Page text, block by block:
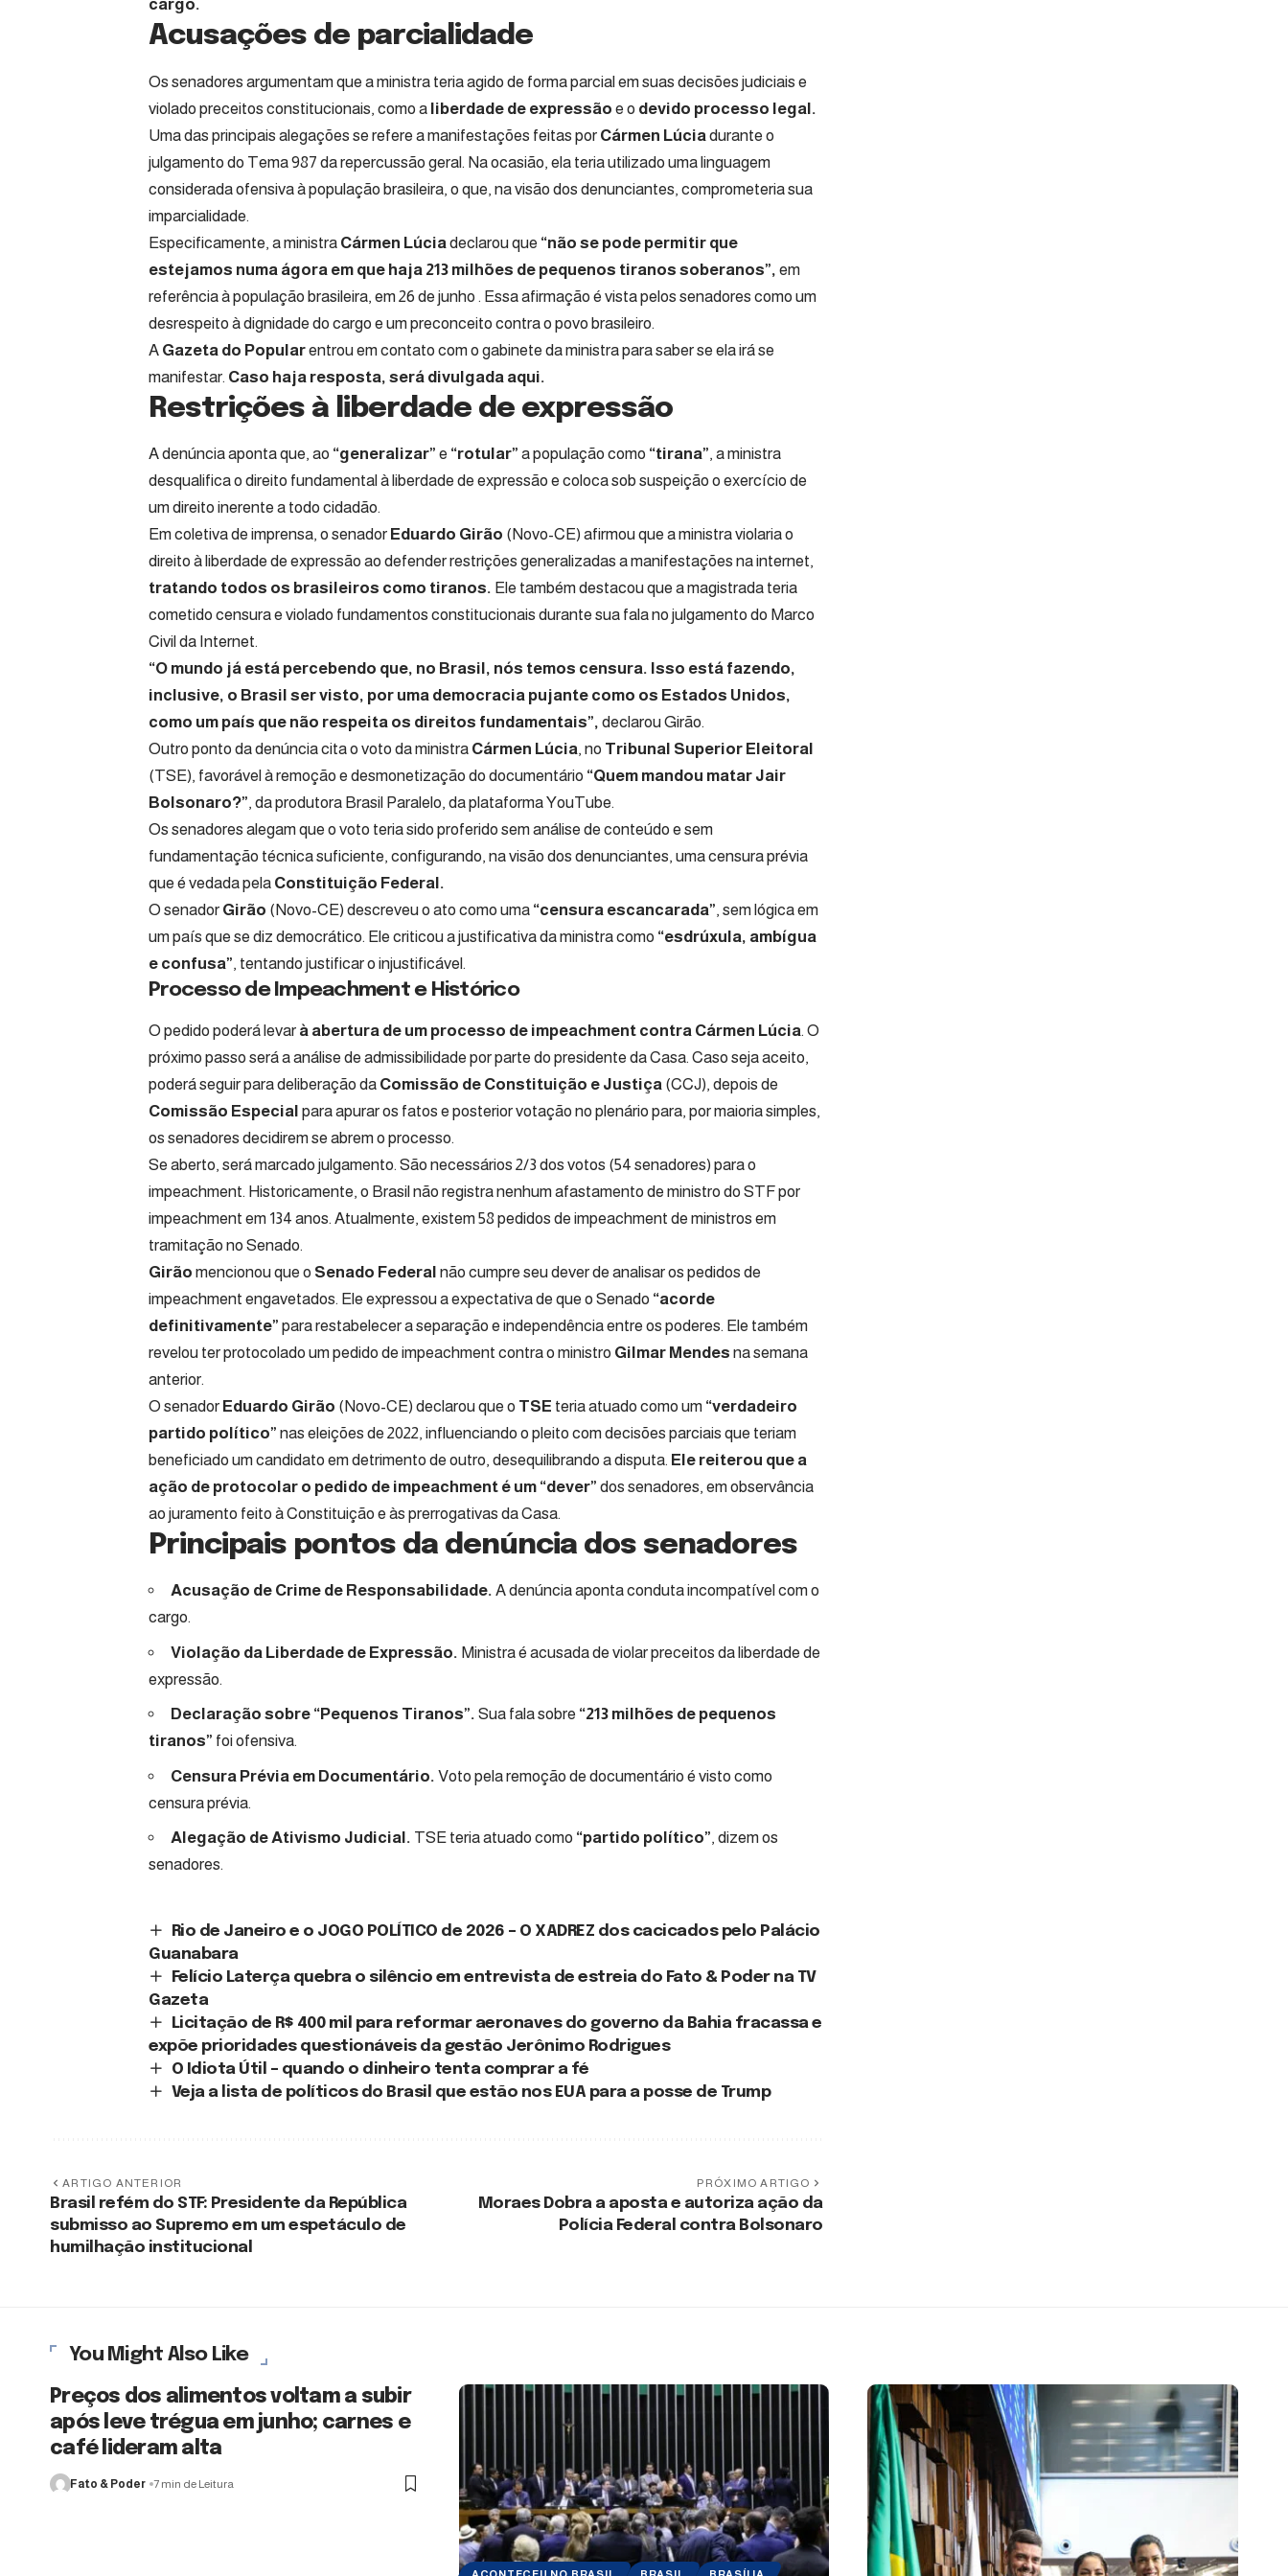
cargo.
Acusações de parcialidade
Os senadores argumentam que a ministra teria agido de forma parcial em suas decisões judiciais e
violado preceitos constitucionais, como a liberdade de expressão e o devido processo legal.
Uma das principais alegações se refere a manifestações feitas por Cármen Lúcia durante o
julgamento do Tema 987 da repercussão geral. Na ocasião, ela teria utilizado uma linguagem
considerada ofensiva à população brasileira, o que, na visão dos denunciantes, comprometeria sua
imparcialidade.
Especificamente, a ministra Cármen Lúcia declarou que “não se pode permitir que
estejamos numa ágora em que haja 213 milhões de pequenos tiranos soberanos”, em
referência à população brasileira, em 26 de junho . Essa afirmação é vista pelos senadores como um
desrespeito à dignidade do cargo e um preconceito contra o povo brasileiro.
A Gazeta do Popularentrou em contato com o gabinete da ministra para saber se ela irá se
manifestar. Caso haja resposta, será divulgada aqui.
Restrições à liberdade de expressão
A denúncia aponta que, ao “generalizar” e “rotular” a população como “tirana”, a ministra
desqualifica o direito fundamental à liberdade de expressão e coloca sob suspeição o exercício de
um direito inerente a todo cidadão.
Em coletiva de imprensa, o senador Eduardo Girão (Novo-CE) afirmou que a ministra violaria o
direito à liberdade de expressão ao defender restrições generalizadas a manifestações na internet,
tratando todos os brasileiros como tiranos. Ele também destacou que a magistrada teria
cometido censura e violado fundamentos constitucionais durante sua fala no julgamento do Marco
Civil da Internet.
“O mundo já está percebendo que, no Brasil, nós temos censura. Isso está fazendo,
inclusive, o Brasil ser visto, por uma democracia pujante como os Estados Unidos,
como um país que não respeita os direitos fundamentais”, declarou Girão.
Outro ponto da denúncia cita o voto da ministra Cármen Lúcia, no Tribunal Superior Eleitoral
(TSE), favorável à remoção e desmonetização do documentário “Quem mandou matar Jair
Bolsonaro?”, da produtora Brasil Paralelo, da plataforma YouTube.
Os senadores alegam que o voto teria sido proferido sem análise de conteúdo e sem
fundamentação técnica suficiente, configurando, na visão dos denunciantes, uma censura prévia
que é vedada pela Constituição Federal.
O senador Girão (Novo-CE) descreveu o ato como uma “censura escancarada”, sem lógica em
um país que se diz democrático. Ele criticou a justificativa da ministra como “esdrúxula, ambígua
e confusa”, tentando justificar o injustificável.
Processo de Impeachment e Histórico
O pedido poderá levar à abertura de um processo de impeachment contra Cármen Lúcia. O
próximo passo será a análise de admissibilidade por parte do presidente da Casa. Caso seja aceito,
poderá seguir para deliberação da Comissão de Constituição e Justiça (CCJ), depois de
Comissão Especial para apurar os fatos e posterior votação no plenário para, por maioria simples,
os senadores decidirem se abrem o processo.
Se aberto, será marcado julgamento. São necessários 2/3 dos votos (54 senadores) para o
impeachment. Historicamente, o Brasil não registra nenhum afastamento de ministro do STF por
impeachment em 134 anos. Atualmente, existem 58 pedidos de impeachment de ministros em
tramitação no Senado.
Girão mencionou que o Senado Federal não cumpre seu dever de analisar os pedidos de
impeachment engavetados. Ele expressou a expectativa de que o Senado “acorde
definitivamente” para restabelecer a separação e independência entre os poderes. Ele também
revelou ter protocolado um pedido de impeachment contra o ministro Gilmar Mendes na semana
anterior.
O senador Eduardo Girão (Novo-CE) declarou que o TSE teria atuado como um “verdadeiro
partido político” nas eleições de 2022, influenciando o pleito com decisões parciais que teriam
beneficiado um candidato em detrimento de outro, desequilibrando a disputa. Ele reiterou que a
ação de protocolar o pedido de impeachment é um “dever” dos senadores, em observância
ao juramento feito à Constituição e às prerrogativas da Casa.
Principais pontos da denúncia dos senadores
Acusação de Crime de Responsabilidade. A denúncia aponta conduta incompatível com o
cargo.
Violação da Liberdade de Expressão. Ministra é acusada de violar preceitos da liberdade de
expressão.
Declaração sobre “Pequenos Tiranos”. Sua fala sobre “213 milhões de pequenos
tiranos” foi ofensiva.
Censura Prévia em Documentário. Voto pela remoção de documentário é visto como
censura prévia.
Alegação de Ativismo Judicial. TSE teria atuado como “partido político”, dizem os
senadores.
Rio de Janeiro e o JOGO POLÍTICO de 2026 – O XADREZ dos cacicados pelo Palácio
Guanabara
Felício Laterça quebra o silêncio em entrevista de estreia do Fato & Poder na TV
Gazeta
Licitação de R$ 400 mil para reformar aeronaves do governo da Bahia fracassa e
expõe prioridades questionáveis da gestão Jerônimo Rodrigues
O Idiota Útil – quando o dinheiro tenta comprar a fé
Veja a lista de políticos do Brasil que estão nos EUA para a posse de Trump
ARTIGO ANTERIOR
Brasil refém do STF: Presidente da República
submisso ao Supremo em um espetáculo de
humilhação institucional
PRÓXIMO ARTIGO
Moraes Dobra a aposta e autoriza ação da
Polícia Federal contra Bolsonaro
You Might Also Like
Preços dos alimentos voltam a subir
após leve trégua em junho; carnes e
café lideram alta
Fato & Poder 7 min de Leitura